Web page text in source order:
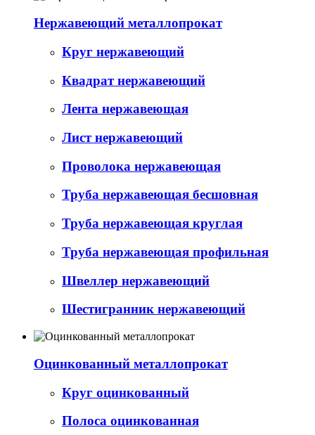
Нержавеющий металлопрокат
Круг нержавеющий
Квадрат нержавеющий
Лента нержавеющая
Лист нержавеющий
Проволока нержавеющая
Труба нержавеющая бесшовная
Труба нержавеющая круглая
Труба нержавеющая профильная
Швеллер нержавеющий
Шестигранник нержавеющий
Оцинкованный металлопрокат
Круг оцинкованный
Полоса оцинкованная